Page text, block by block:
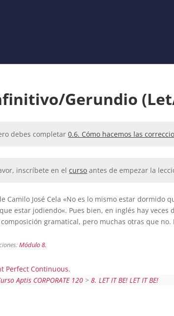
Gerundio
debes completar0.6. Cómo hacemos las
inscríbete en elcurso antes de empezar la
Camilo José Cela «No es lo mismo estar dormido
estar jodiendo«. Pues bien, en inglés hay
gramatical, pero muchas otras que
Módulo 8.
Perfect Continuous.
Aptis CORPORATE 120 >8. LET IT BE! LET IT BE!